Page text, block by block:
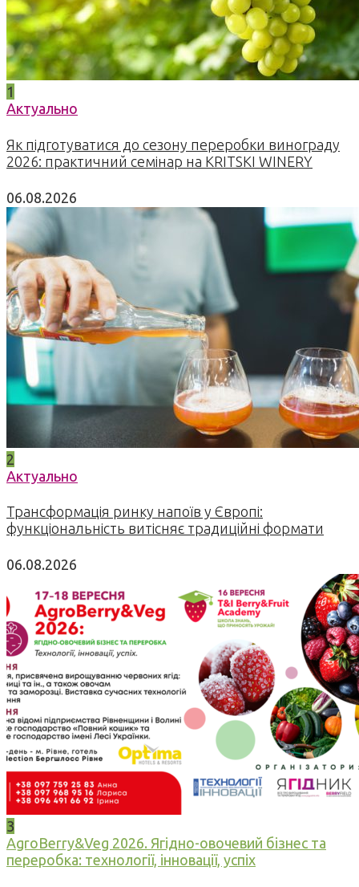
1
Актуально
Як підготуватися до сезону переробки винограду
2026: практичний семінар на KRITSKI WINERY
06.08.2026
2
Актуально
Трансформація ринку напоїв у Європі:
функціональність витісняє традиційні формати
06.08.2026
3
AgroBerry&Veg 2026. Ягідно-овочевий бізнес та
переробка: технології, інновації, успіх